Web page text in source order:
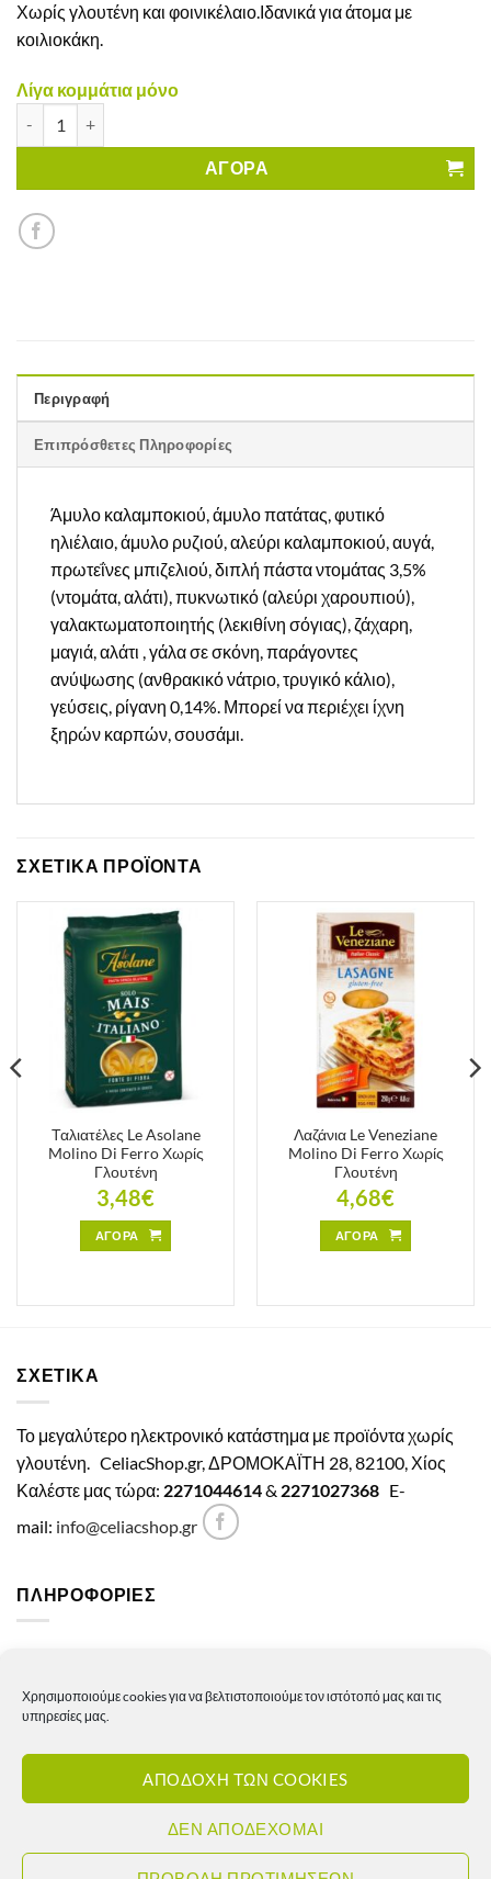
Χρησιμοποιούμε cookies για να βελτιστοποιούμε τον ιστότοπό μας και τις
υπηρεσίες μας.
ΑΠΟΔΟΧΗ ΤΩΝ COOKIES
ΔΕΝ ΑΠΟΔΕΧΟΜΑΙ
Χωρίς γλουτένη και φοινικέλαιο.Ιδανικά για άτομα με
κοιλιοκάκη.
Λίγα κομμάτια μόνο
ΑΓΟΡΑ
Περιγραφή
Επιπρόσθετες Πληροφορίες
Άμυλο καλαμποκιού, άμυλο πατάτας, φυτικό
ηλιέλαιο, άμυλο ρυζιού, αλεύρι καλαμποκιού, αυγά,
πρωτεΐνες μπιζελιού, διπλή πάστα ντομάτας 3,5%
(ντομάτα, αλάτι), πυκνωτικό (αλεύρι χαρουπιού),
γαλακτωματοποιητής (λεκιθίνη σόγιας), ζάχαρη,
μαγιά, αλάτι , γάλα σε σκόνη, παράγοντες
ανύψωσης (ανθρακικό νάτριο, τρυγικό κάλιο),
γεύσεις, ρίγανη 0,14%. Μπορεί να περιέχει ίχνη
ξηρών καρπών, σουσάμι.
ΣΧΕΤΙΚΑ ΠΡΟΪΟΝΤΑ
Ταλιατέλες Le Asolane
Molino Di Ferro Χωρίς
Γλουτένη
3,48€
ΑΓΟΡΑ
Λαζάνια Le Veneziane
Molino Di Ferro Χωρίς
Γλουτένη
4,68€
ΑΓΟΡΑ
ΣΧΕΤΙΚΑ
Το μεγαλύτερο ηλεκτρονικό κατάστημα με προϊόντα χωρίς
γλουτένη. CeliacShop.gr, ΔΡΟΜΟΚΑΪΤΗ 28, 82100, Χίος
Καλέστε μας τώρα: 2271044614& 2271027368 E-
mail: info@celiacshop.gr
ΠΛΗΡΟΦΟΡΙΕΣ
Πολιτική Απορρήτου
Πολιτική επιστροφών – ακυρώσεων
Πολιτική αποστολών